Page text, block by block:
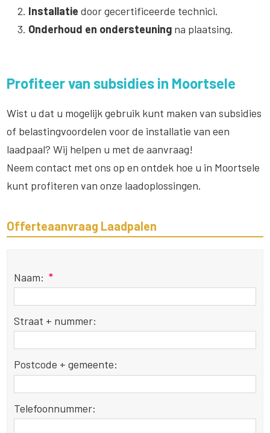
Installatie door gecertificeerde technici.
Onderhoud en ondersteuning na plaatsing.
Profiteer van subsidies in Moortsele
Wist u dat u mogelijk gebruik kunt maken van subsidies
of belastingvoordelen voor de installatie van een
laadpaal? Wij helpen u met de aanvraag!
Neem contact met ons op en ontdek hoe u in Moortsele
kunt profiteren van onze laadoplossingen.
Offerteaanvraag Laadpalen
Naam: *
Straat + nummer:
Postcode + gemeente:
Telefoonnummer: